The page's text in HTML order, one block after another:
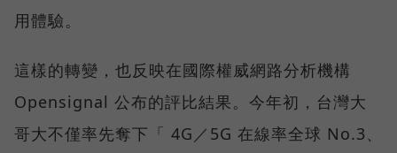
用體驗。
這樣的轉變，也反映在國際權威網路分析機構
Opensignal 公布的評比結果。今年初，台灣大
哥大不僅率先奪下「 4G／5G 在線率全球 No.3、